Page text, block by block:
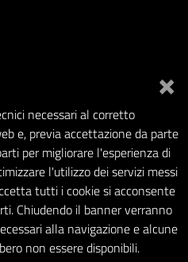
×
necessari al corretto
e, previa accettazione da parte
per migliorare l'esperienza di
l'utilizzo dei servizi messi
tutti i cookie si acconsente
Chiudendo il banner verranno
alla navigazione e alcune
non essere disponibili.